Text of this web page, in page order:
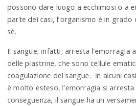
possono dare luogo a ecchimosi o a
parte dei casi, l’organismo è in
sé.
Il sangue, infatti, arresta l’emorragia
delle piastrine, che sono cellule
coagulazione del sangue. In alcuni
è molto esteso, l’emorragia si
conseguenza, il sangue ha un